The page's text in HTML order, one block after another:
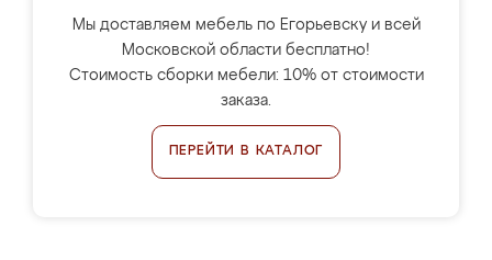
Мы доставляем мебель по Егорьевску и всей
Московской области бесплатно!
Стоимость сборки мебели: 10% от стоимости
заказа.
ПЕРЕЙТИ В КАТАЛОГ